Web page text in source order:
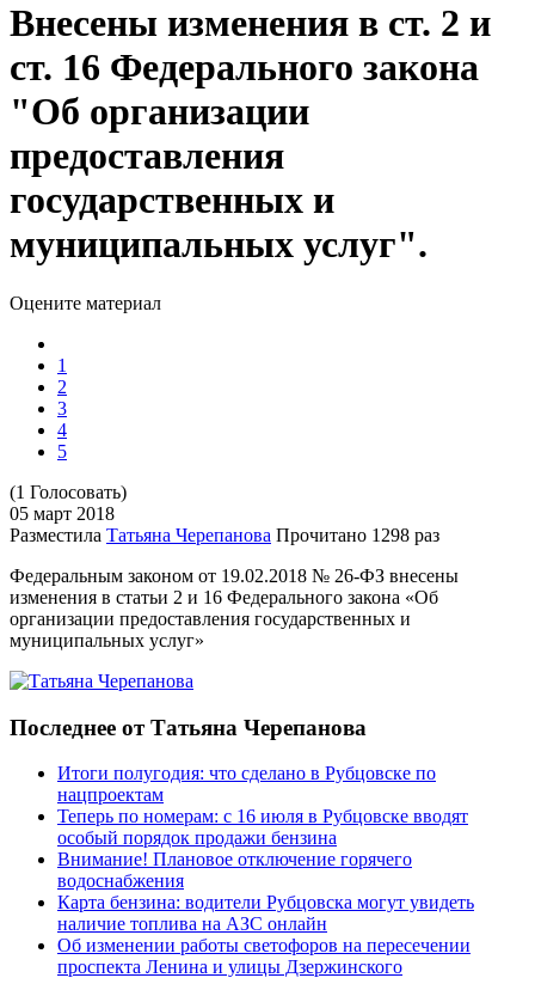
Внесены изменения в ст. 2 и
ст. 16 Федерального закона
"Об организации
предоставления
государственных и
муниципальных услуг".
Оцените материал
1
2
3
4
5
(1 Голосовать)
05 март 2018
Разместила Татьяна Черепанова Прочитано 1298 раз
Федеральным законом от 19.02.2018 № 26-ФЗ внесены
изменения в статьи 2 и 16 Федерального закона «Об
организации предоставления государственных и
муниципальных услуг»
Последнее от Татьяна Черепанова
Итоги полугодия: что сделано в Рубцовске по
нацпроектам
Теперь по номерам: с 16 июля в Рубцовске вводят
особый порядок продажи бензина
Внимание! Плановое отключение горячего
водоснабжения
Карта бензина: водители Рубцовска могут увидеть
наличие топлива на АЗС онлайн
Об изменении работы светофоров на пересечении
проспекта Ленина и улицы Дзержинского